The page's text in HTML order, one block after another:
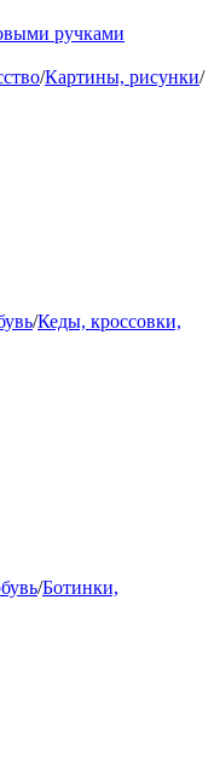
ручками
/Картины, рисунки/
/Кеды, кроссовки,
/Ботинки,